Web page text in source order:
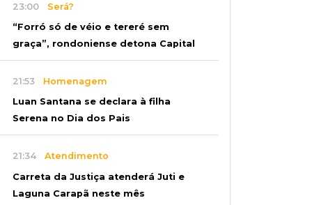
23:00 Será?
“Forró só de véio e tereré sem
graça”, rondoniense detona Capital
21:53 Homenagem
Luan Santana se declara à filha
Serena no Dia dos Pais
21:34 Atendimento
Carreta da Justiça atenderá Juti e
Laguna Carapã neste mês